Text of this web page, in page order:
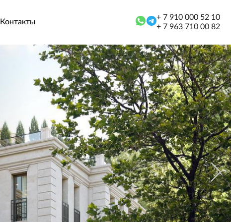
Контакты
+ 7 910 000 52 10
+ 7 963 710 00 82